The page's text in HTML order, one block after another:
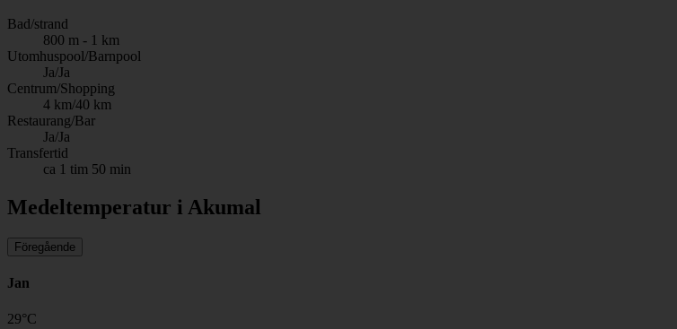
Bad/strand
800 m - 1 km
Utomhuspool/Barnpool
Ja/Ja
Centrum/Shopping
4 km/40 km
Restaurang/Bar
Ja/Ja
Transfertid
ca 1 tim 50 min
Medeltemperatur i Akumal
Föregående
Jan
29°C